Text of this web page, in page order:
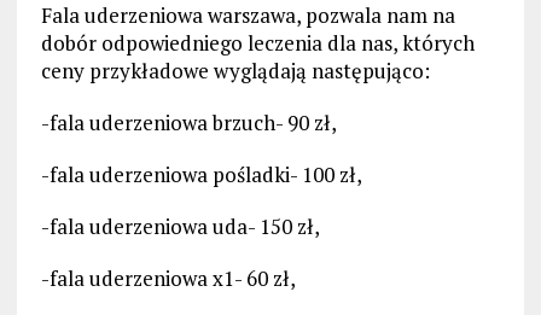
Fala uderzeniowa warszawa, pozwala nam na
dobór odpowiedniego leczenia dla nas, których
ceny przykładowe wyglądają następująco:
-fala uderzeniowa brzuch- 90 zł,
-fala uderzeniowa pośladki- 100 zł,
-fala uderzeniowa uda- 150 zł,
-fala uderzeniowa x1- 60 zł,